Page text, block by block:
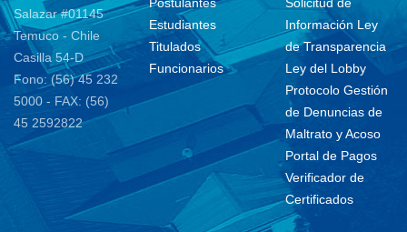
Salazar #01145
Temuco - Chile
Casilla 54-D
Fono: (56) 45 232
5000 - FAX: (56)
45 2592822
Estudiantes
Titulados
Funcionarios
Información Ley
de Transparencia
Ley del Lobby
Protocolo Gestión
de Denuncias de
Maltrato y Acoso
Portal de Pagos
Verificador de
Certificados